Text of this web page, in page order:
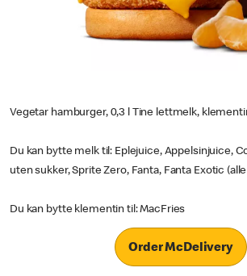
Vegetar hamburger, 0,3 l Tine lettmelk,
Du kan bytte melk til: Eplejuice, Appelsinjuice,
uten sukker, Sprite Zero, Fanta, Fanta Exotic (alle
Du kan bytte klementin til: MacFries
Order McDelivery